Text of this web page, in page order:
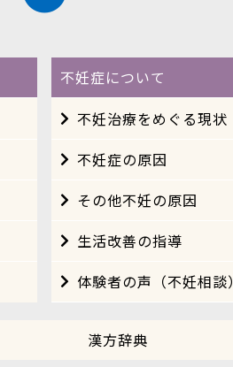
不妊症について
不妊治療をめぐる現状
不妊症の原因
その他不妊の原因
生活改善の指導
体験者の声（不妊相談）
漢方辞典